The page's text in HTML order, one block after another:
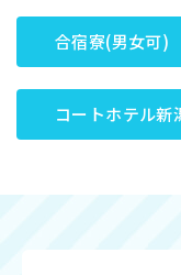
合宿寮(男女可)
コートホテル新